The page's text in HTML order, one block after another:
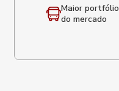
Maior portfólio
do mercado